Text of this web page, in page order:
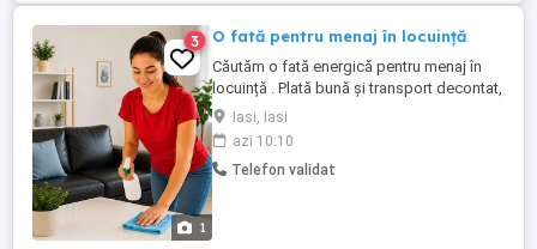
1
3 O fată pentru menaj în locuință
Căutăm o fată energică pentru menaj în
locuință . Plată bună și transport decontat,
indiferent de distanță.
Iasi, Iasi
azi 10:10
Telefon validat